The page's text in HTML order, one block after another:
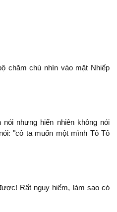
chăm chú nhìn vào mặt Nhiếp
nhưng hiển nhiên
: " ta muốn
mình Tô Tô
Rất nguy hiểm, làm sao có